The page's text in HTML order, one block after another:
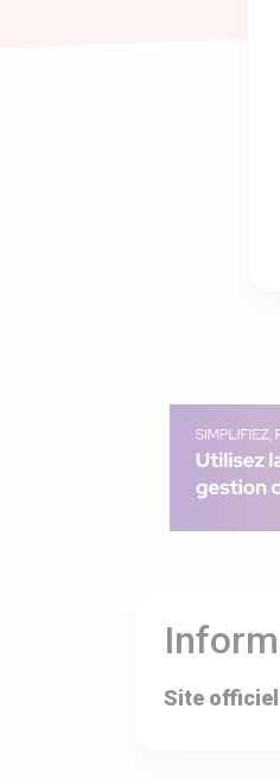
Site officiel